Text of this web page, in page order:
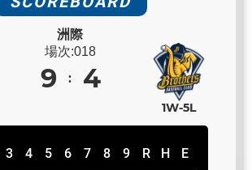
洲際
場次:018
9
3 4 5 6 7 8 9 R H E
4
1W-5L